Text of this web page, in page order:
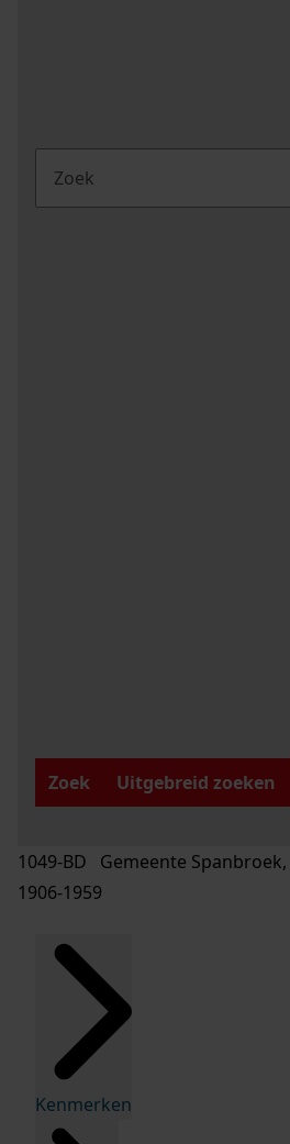
Zoek
Uitgebreid zoeken
1049-BD Gemeente
1906-1959
Kenmerken